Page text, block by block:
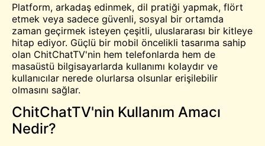
Platform, arkadaş edinmek, dil pratiği yapmak, flört
etmek veya sadece güvenli, sosyal bir ortamda
zaman geçirmek isteyen çeşitli, uluslararası bir kitleye
hitap ediyor. Güçlü bir mobil öncelikli tasarıma sahip
olan ChitChatTV'nin hem telefonlarda hem de
masaüstü bilgisayarlarda kullanımı kolaydır ve
kullanıcılar nerede olurlarsa olsunlar erişilebilir
olmasını sağlar.
ChitChatTV'nin Kullanım Amacı
Nedir?